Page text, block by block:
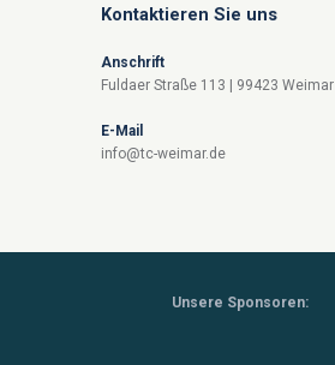
Kontaktieren Sie uns
Anschrift
Fuldaer Straße 113 | 99423 Weimar
E-Mail
info@tc-weimar.de
Unsere Sponsoren: